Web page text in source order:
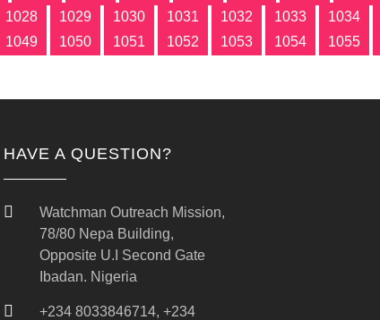
1028 1029 1030 1031 1032 1033 1034
1049 1050 1051 1052 1053 1054 1055
HAVE A QUESTION?
Watchman Outreach Mission,
78/80 Nepa Building,
Opposite U.I Second Gate
Ibadan. Nigeria
+234 8033846714, +234